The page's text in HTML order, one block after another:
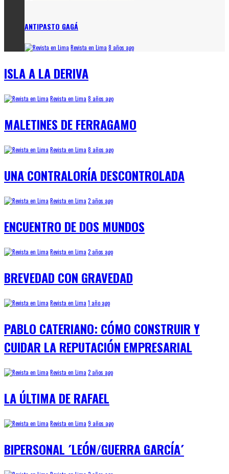
ANTIPASTO GAGÁ
Revista en Lima 8 años ago
ISLA A LA DERIVA
Revista en Lima 8 años ago
MALETINES DE FERRAGAMO
Revista en Lima 8 años ago
UNA CONTRALORÍA DESCONTROLADA
Revista en Lima 2 años ago
ENCUENTRO DE DOS MUNDOS
Revista en Lima 2 años ago
BREVEDAD CON GRAVEDAD
Revista en Lima 1 año ago
PABLO CATERIANO: CÓMO CONSTRUIR Y
CUIDAR LA REPUTACIÓN EMPRESARIAL
Revista en Lima 2 años ago
LA ÚLTIMA DE RAFAEL
Revista en Lima 9 años ago
BIPERSONAL ´LEÓN/GUERRA GARCÍA´